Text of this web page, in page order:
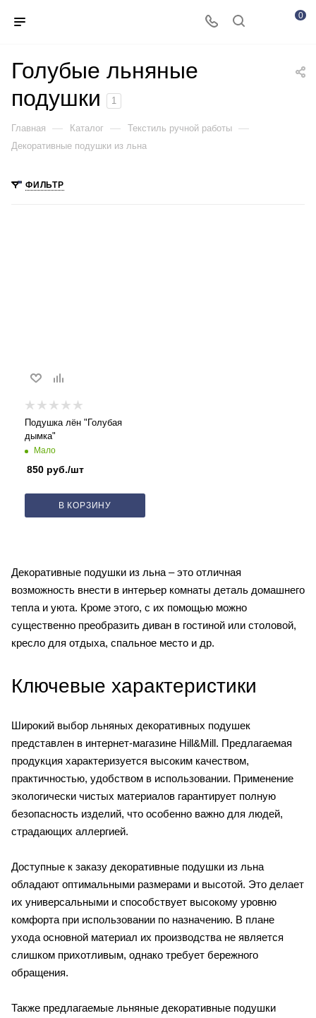
0
Голубые льняные
подушки
1
Главная — Каталог — Текстиль ручной работы —
Декоративные подушки из льна
ФИЛЬТР
Подушка лён "Голубая
дымка"
Мало
850 руб./шт
В КОРЗИНУ
Декоративные подушки из льна – это отличная
возможность внести в интерьер комнаты деталь домашнего
тепла и уюта. Кроме этого, с их помощью можно
существенно преобразить диван в гостиной или столовой,
кресло для отдыха, спальное место и др.
Ключевые характеристики
Широкий выбор льняных декоративных подушек
представлен в интернет-магазине Hill&Mill. Предлагаемая
продукция характеризуется высоким качеством,
практичностью, удобством в использовании. Применение
экологически чистых материалов гарантирует полную
безопасность изделий, что особенно важно для людей,
страдающих аллергией.
Доступные к заказу декоративные подушки из льна
обладают оптимальными размерами и высотой. Это делает
их универсальными и способствует высокому уровню
комфорта при использовании по назначению. В плане
ухода основной материал их производства не является
слишком прихотливым, однако требует бережного
обращения.
Также предлагаемые льняные декоративные подушки